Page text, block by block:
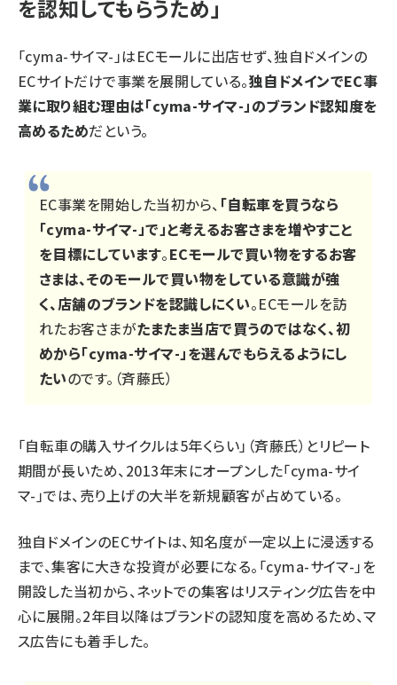
を認知してもらうため」
「cyma-サイマ-」はECモールに出店せず、独自ドメインの
ECサイトだけで事業を展開している。独自ドメインでEC事
業に取り組む理由は「cyma-サイマ-」のブランド認知度を
高めるためだという。
EC事業を開始した当初から、 「自転車を買うなら
「cyma-サイマ-」で」と考えるお客さまを増やすこと
を目標にしています。ECモールで買い物をするお客
さまは、そのモールで買い物をしている意識が強
く、店舗のブランドを認識しにくい。ECモールを訪
れたお客さまがたまたま当店で買うのではなく、初
めから「cyma-サイマ-」を選んでもらえるようにし
たいのです。（斉藤氏）
「自転車の購入サイクルは5年くらい」（斉藤氏）とリピート
期間が長いため、2013年末にオープンした「cyma-サイ
マ-」では、売り上げの大半を新規顧客が占めている。
独自ドメインのECサイトは、知名度が一定以上に浸透する
まで、集客に大きな投資が必要になる。「cyma-サイマ-」を
開設した当初から、ネットでの集客はリスティング広告を中
心に展開。2年目以降はブランドの認知度を高めるため、マ
ス広告にも着手した。